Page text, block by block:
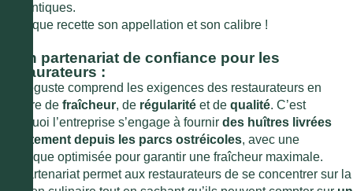
authentiques.
À chaque recette son appellation et son calibre !
3. Un partenariat de confiance pour les
restaurateurs :
La Déguste comprend les exigences des restaurateurs en
matière de fraîcheur, de régularité et de qualité. C’est
pourquoi l’entreprise s’engage à fournir des huîtres livrées
directement depuis les parcs ostréicoles, avec une
logistique optimisée pour garantir une fraîcheur maximale.
Ce partenariat permet aux restaurateurs de se concentrer sur la